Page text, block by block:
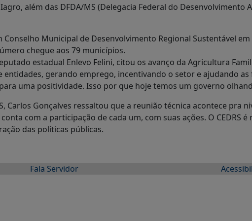
além das DFDA/MS (Delegacia Federal do Desenvolvimento
Municipal de Desenvolvimento Regional Sustentável
chegue aos 79 municípios.
estadual Enlevo Felini, citou os avanço da Agricultura
gerando emprego, incentivando o setor e ajudando as
uma positividade. Isso por que hoje temos um governo
Carlos Gonçalves ressaltou que a reunião técnica acontece pra
com a participação de cada um, com suas ações. O CEDRS
das políticas públicas.
Fala Servidor